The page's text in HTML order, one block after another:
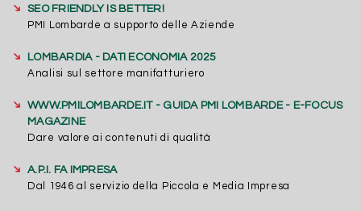
➔
SEO FRIENDLY IS BETTER!
PMI Lombarde a supporto delle Aziende
➔
LOMBARDIA - DATI ECONOMIA 2025
Analisi sul settore manifatturiero
➔
WWW.PMILOMBARDE.IT - GUIDA PMI LOMBARDE - E-FOCUS
MAGAZINE
Dare valore ai contenuti di qualità
➔
A.P.I. FA IMPRESA
Dal 1946 al servizio della Piccola e Media Impresa